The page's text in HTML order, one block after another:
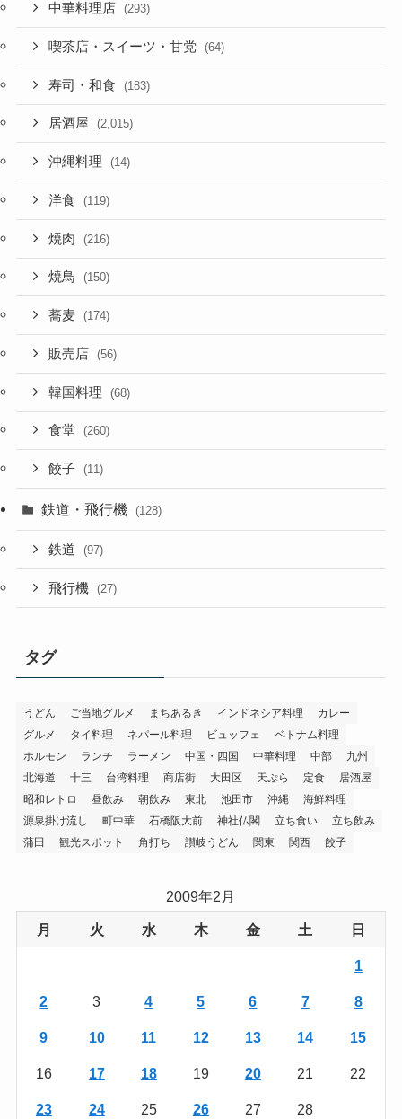
中華料理店 (293)
喫茶店・スイーツ・甘党 (64)
寿司・和食 (183)
居酒屋 (2,015)
沖縄料理 (14)
洋食 (119)
焼肉 (216)
焼鳥 (150)
蕎麦 (174)
販売店 (56)
韓国料理 (68)
食堂 (260)
餃子 (11)
鉄道・飛行機 (128)
鉄道 (97)
飛行機 (27)
タグ
うどん ご当地グルメ まちあるき インドネシア料理
カレー
グルメ
タイ料理 ネパール料理 ビュッフェ
ベトナム料理
ホルモン
ランチ ラーメン 中国・四国 中華料理 中部
九州
北海道
十三 台湾料理 商店街 大田区 天ぷら 定食
居酒屋
昭和レトロ
昼飲み 朝飲み 東北 池田市 沖縄
海鮮料理
源泉掛け流し
町中華 石橋阪大前 神社仏閣 立ち食い
立ち飲み
蒲田
観光スポット 角打ち 讃岐うどん 関東 関西 餃子
2009年2月
月 火 水 木 金 土 日
1
2 3 4 5 6 7 8
9 10 11 12 13 14 15
16 17 18 19 20 21 22
23 24 25 26 27 28